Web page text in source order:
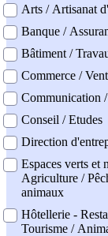
Arts / Artisanat
Banque /
Bâtiment /
Commerce /
Communication
Conseil / Etudes
Direction
Espaces verts et
Agriculture /
animaux
Hôtellerie -
Tourisme /